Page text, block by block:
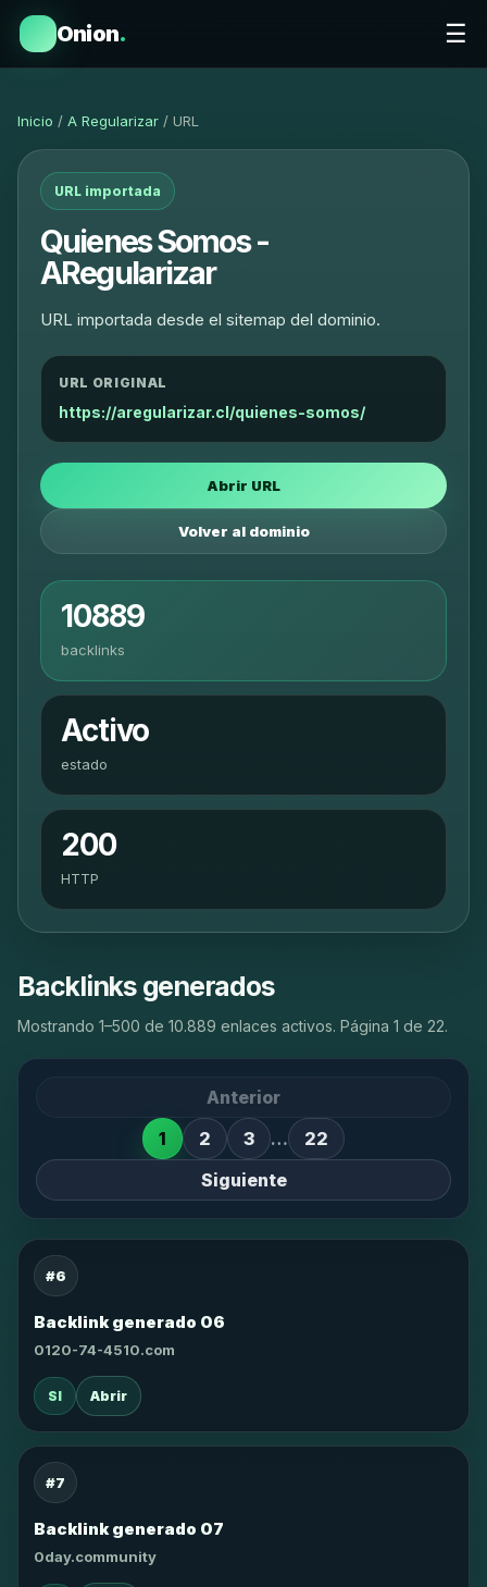
Onion. ☰
Inicio / A Regularizar / URL
URL importada
Quienes Somos -
ARegularizar
URL importada desde el sitemap del dominio.
URL ORIGINAL
https://aregularizar.cl/quienes-somos/
Abrir URL
Volver al dominio
10889
backlinks
Activo
estado
200
HTTP
Backlinks generados
Mostrando 1–500 de 10.889 enlaces activos. Página 1 de 22.
Anterior
1
2 3 …
22
Siguiente
#6
Backlink generado 06
0120-74-4510.com
SI Abrir
#7
Backlink generado 07
0day.community